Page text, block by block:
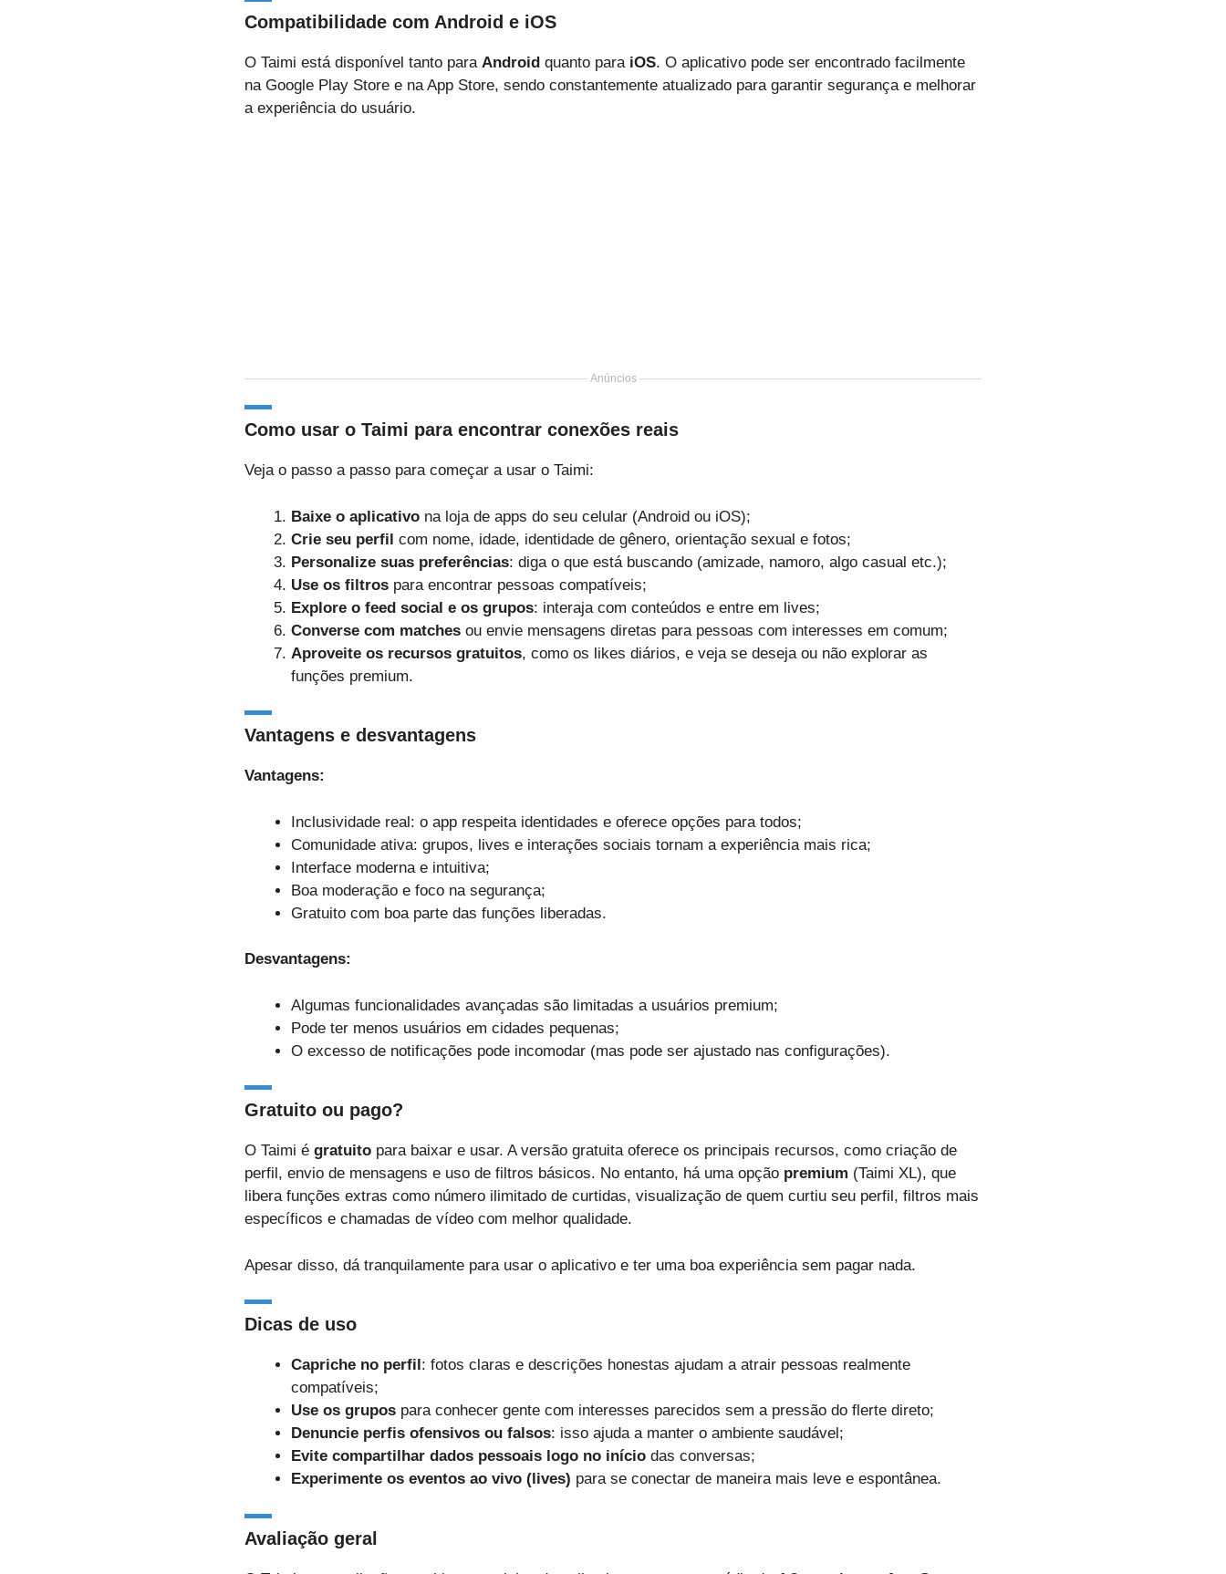
Compatibilidade com Android e iOS
O Taimi está disponível tanto para Android quanto para iOS. O aplicativo pode ser encontrado facilmente
na Google Play Store e na App Store, sendo constantemente atualizado para garantir segurança e melhorar
a experiência do usuário.
Anúncios
Como usar o Taimi para encontrar conexões reais
Veja o passo a passo para começar a usar o Taimi:
Baixe o aplicativo na loja de apps do seu celular (Android ou iOS);
Crie seu perfil com nome, idade, identidade de gênero, orientação sexual e fotos;
Personalize suas preferências: diga o que está buscando (amizade, namoro, algo casual etc.);
Use os filtros para encontrar pessoas compatíveis;
Explore o feed social e os grupos: interaja com conteúdos e entre em lives;
Converse com matches ou envie mensagens diretas para pessoas com interesses em comum;
Aproveite os recursos gratuitos, como os likes diários, e veja se deseja ou não explorar as
funções premium.
Vantagens e desvantagens
Vantagens:
Inclusividade real: o app respeita identidades e oferece opções para todos;
Comunidade ativa: grupos, lives e interações sociais tornam a experiência mais rica;
Interface moderna e intuitiva;
Boa moderação e foco na segurança;
Gratuito com boa parte das funções liberadas.
Desvantagens:
Algumas funcionalidades avançadas são limitadas a usuários premium;
Pode ter menos usuários em cidades pequenas;
O excesso de notificações pode incomodar (mas pode ser ajustado nas configurações).
Gratuito ou pago?
O Taimi é gratuito para baixar e usar. A versão gratuita oferece os principais recursos, como criação de
perfil, envio de mensagens e uso de filtros básicos. No entanto, há uma opção premium (Taimi XL), que
libera funções extras como número ilimitado de curtidas, visualização de quem curtiu seu perfil, filtros mais
específicos e chamadas de vídeo com melhor qualidade.
Apesar disso, dá tranquilamente para usar o aplicativo e ter uma boa experiência sem pagar nada.
Dicas de uso
Capriche no perfil: fotos claras e descrições honestas ajudam a atrair pessoas realmente
compatíveis;
Use os grupos para conhecer gente com interesses parecidos sem a pressão do flerte direto;
Denuncie perfis ofensivos ou falsos: isso ajuda a manter o ambiente saudável;
Evite compartilhar dados pessoais logo no início das conversas;
Experimente os eventos ao vivo (lives) para se conectar de maneira mais leve e espontânea.
Avaliação geral